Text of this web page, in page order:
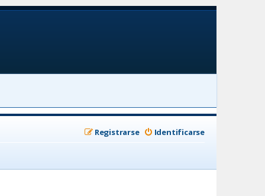
Identificarse
Registrarse